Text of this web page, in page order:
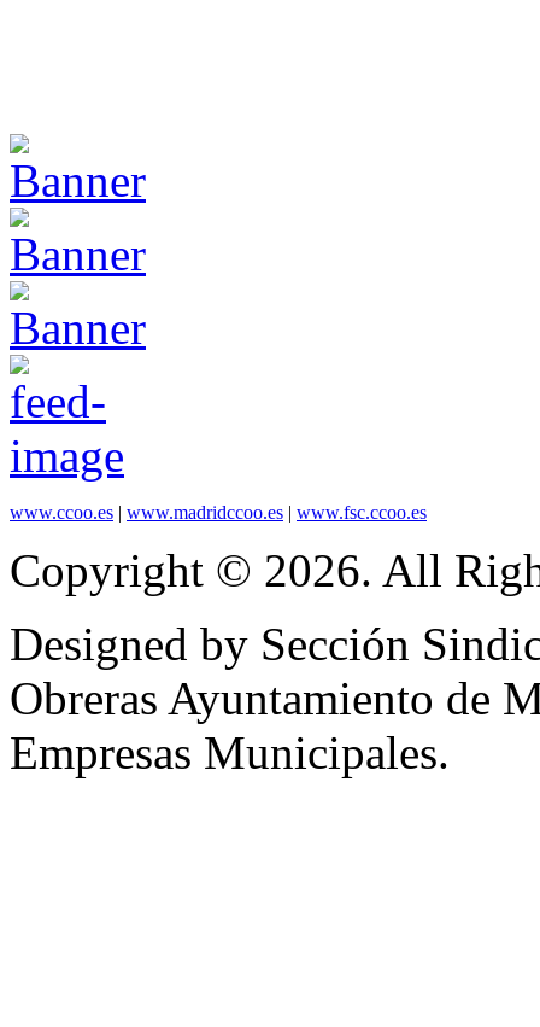
www.ccoo.es | www.madridccoo.es | www.fsc.ccoo.es
Copyright © 2026. All
Designed by Sección
Obreras Ayuntamiento de
Empresas Municipales.